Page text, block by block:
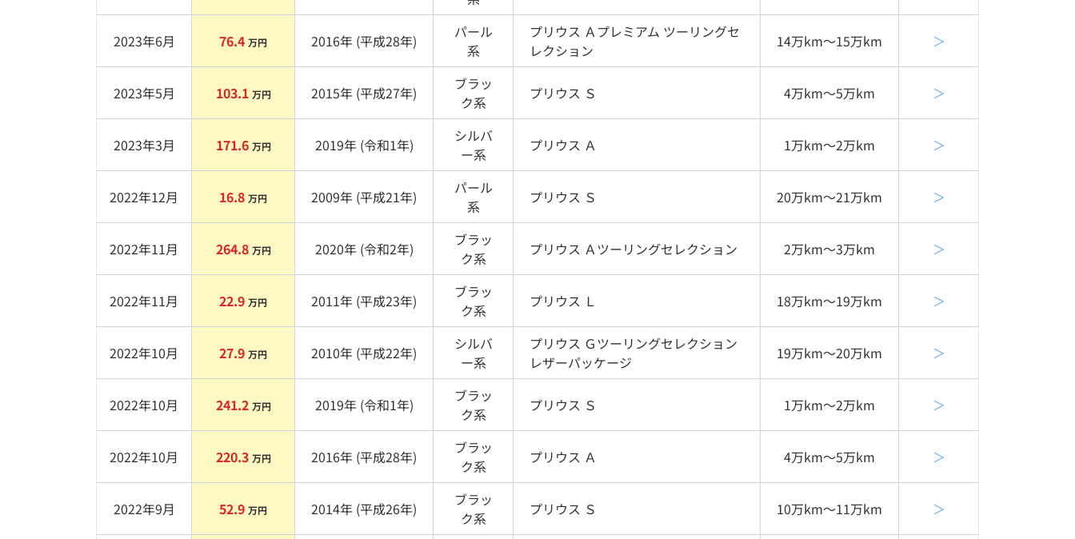
2023年6月 76.4 万円 2016年 (平成28年)
パール
系
プリウス Ａプレミアム ツーリングセ
レクション
14万km〜15万km ＞
2023年5月 103.1 万円 2015年 (平成27年)
ブラッ
ク系 プリウス Ｓ 4万km〜5万km ＞
2023年3月 171.6 万円 2019年 (令和1年)
シルバ
ー系 プリウス Ａ 1万km〜2万km ＞
2022年12月 16.8 万円 2009年 (平成21年)
パール
系
プリウス Ｓ 20万km〜21万km ＞
2022年11月 264.8 万円 2020年 (令和2年)
ブラッ
ク系 プリウス Ａツーリングセレクション 2万km〜3万km ＞
2022年11月 22.9 万円 2011年 (平成23年)
ブラッ
ク系 プリウス Ｌ 18万km〜19万km ＞
2022年10月 27.9 万円 2010年 (平成22年)
シルバ
ー系
プリウス Ｇツーリングセレクション
レザーパッケージ
19万km〜20万km ＞
2022年10月 241.2 万円 2019年 (令和1年)
ブラッ
ク系 プリウス Ｓ 1万km〜2万km ＞
2022年10月 220.3 万円 2016年 (平成28年)
ブラッ
ク系 プリウス Ａ 4万km〜5万km ＞
2022年9月 52.9 万円 2014年 (平成26年)
ブラッ
ク系 プリウス Ｓ 10万km〜11万km ＞